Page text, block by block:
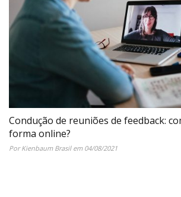
Condução de reuniões de feedback:
forma online?
Por Kienbaum Brasil em 04/08/2021